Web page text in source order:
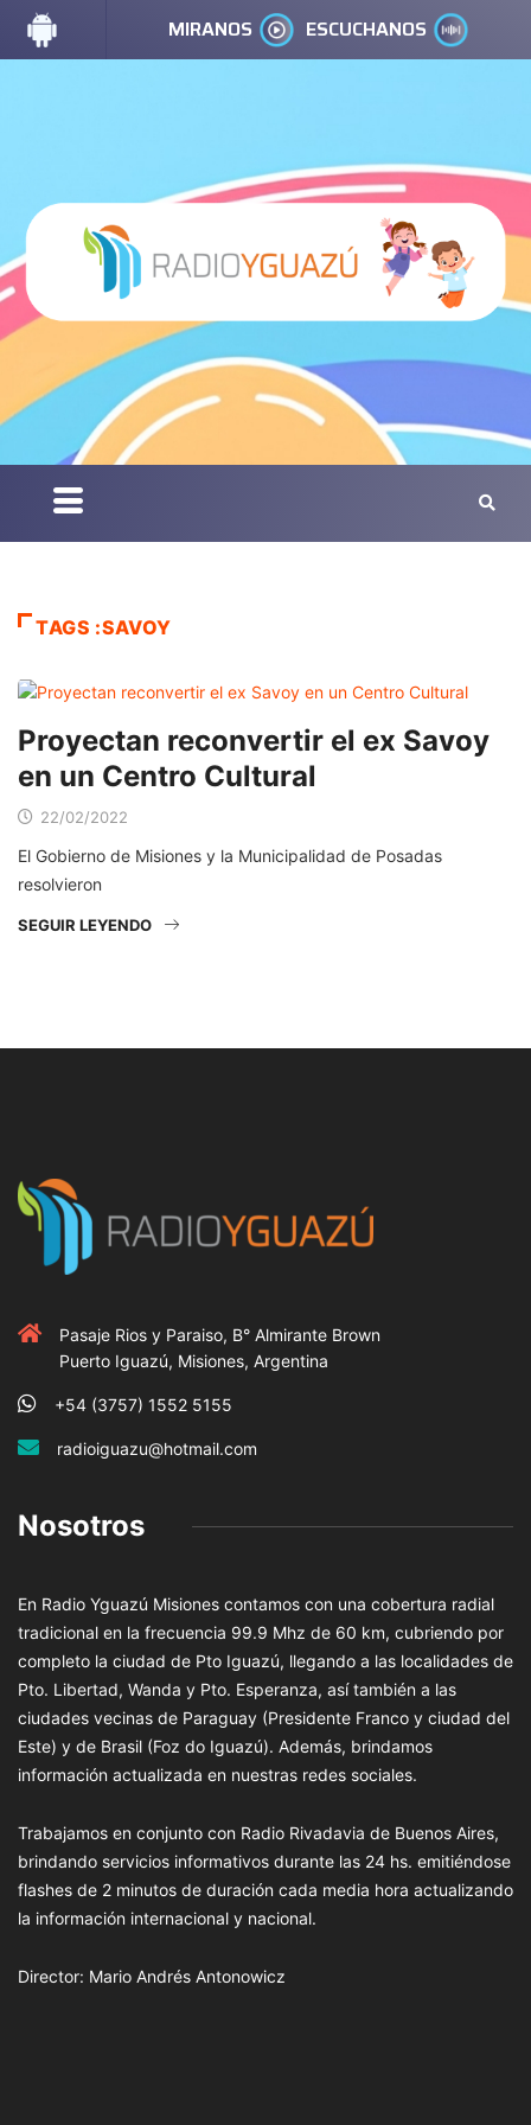
MIRANOS ESCUCHANOS
TAGS :SAVOY
Proyectan reconvertir el ex Savoy
en un Centro Cultural
22/02/2022
El Gobierno de Misiones y la Municipalidad de Posadas
resolvieron
SEGUIR LEYENDO
Pasaje Rios y Paraiso, B° Almirante Brown
Puerto Iguazú, Misiones, Argentina
+54 (3757) 1552 5155
radioiguazu@hotmail.com
Nosotros
En Radio Yguazú Misiones contamos con una cobertura radial
tradicional en la frecuencia 99.9 Mhz de 60 km, cubriendo por
completo la ciudad de Pto Iguazú, llegando a las localidades de
Pto. Libertad, Wanda y Pto. Esperanza, así también a las
ciudades vecinas de Paraguay (Presidente Franco y ciudad del
Este) y de Brasil (Foz do Iguazú). Además, brindamos
información actualizada en nuestras redes sociales.
Trabajamos en conjunto con Radio Rivadavia de Buenos Aires,
brindando servicios informativos durante las 24 hs. emitiéndose
flashes de 2 minutos de duración cada media hora actualizando
la información internacional y nacional.
Director: Mario Andrés Antonowicz